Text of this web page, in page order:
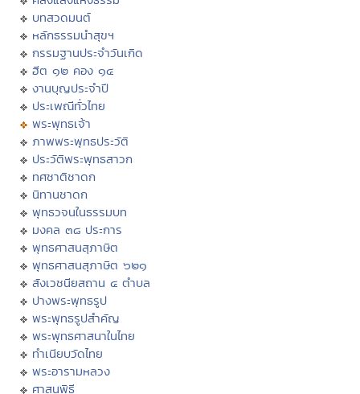
บทสวดมนต์
หลักธรรมนำสุขฯ
กรรมฐานประจำวันเกิด
ฮีต ๑๒ คอง ๑๔
งานบุญประจำปี
ประเพณีทั่วไทย
พระพุทธเจ้า
ภาพพระพุทธประวัติ
ประวัติพระพุทธสาวก
ทศชาติชาดก
นิทานชาดก
พุทธวจนในธรรมบท
มงคล ๓๘ ประการ
พุทธศาสนสุภาษิต
พุทธศาสนสุภาษิต ๖๒๑
สังเวชนียสถาน ๔ ตำบล
ปางพระพุทธรูป
พระพุทธรูปสำคัญ
พระพุทธศาสนาในไทย
ทำเนียบวัดไทย
พระอารามหลวง
ศาสนพิธี